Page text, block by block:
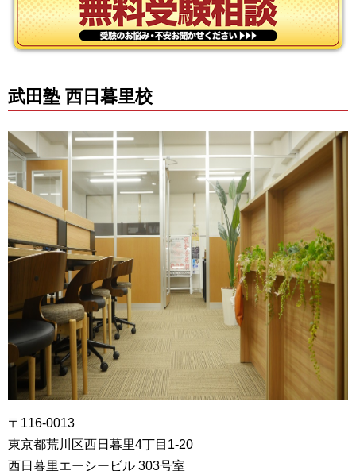
武田塾 西日暮里校
〒116-0013
東京都荒川区西日暮里4丁目1-20
西日暮里エーシービル 303号室